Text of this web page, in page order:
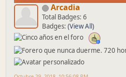
Arcadia
Total Badges: 6
Badges: (View All)